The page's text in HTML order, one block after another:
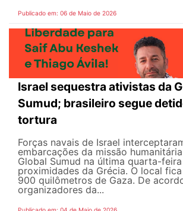
Publicado em: 06 de Maio de 2026
Israel sequestra ativistas da
Sumud; brasileiro segue
tortura
Forças navais de Israel
embarcações da missão
Global Sumud na última quarta-
proximidades da Grécia. O local
900 quilômetros de Gaza. De
organizadores da...